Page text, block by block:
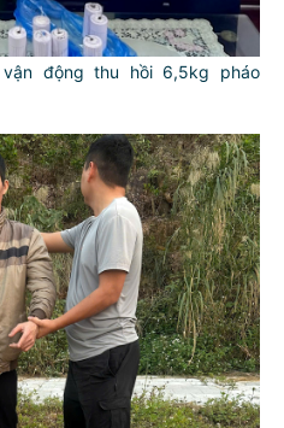
động thu hồi 6,5kg pháo